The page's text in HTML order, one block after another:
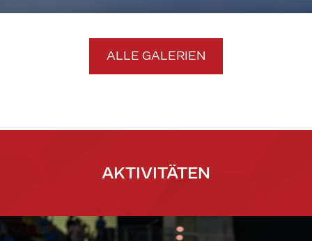
ALLE GALERIEN
AKTIVITÄTEN